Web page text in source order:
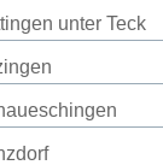
unter Teck